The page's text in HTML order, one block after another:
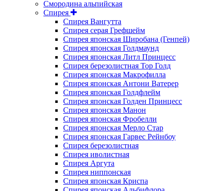
Смородина альпийская
Спирея
Спирея Вангутта
Спирея серая Грефшейм
Спирея японская Широбана (Генпей)
Спирея японская Голдмаунд
Спирея японская Литл Принцесс
Спирея березолистная Тор Голд
Спирея японская Макрофилла
Спирея японская Антони Ватерер
Спирея японская Голдфлейм
Спирея японская Голден Принцесс
Спирея японская Манон
Спирея японская Фробелли
Спирея японская Мерло Стар
Спирея японская Гарвес Рейнбоу
Спирея березолистная
Спирея иволистная
Спирея Аргута
Спирея ниппонская
Спирея японская Криспа